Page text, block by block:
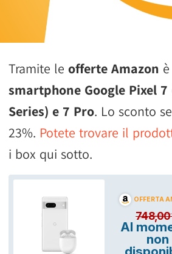
Tramite le offerte Amazon
smartphone Google Pixel
Series) e 7 Pro. Lo sconto
23%. Potete trovare il
i box qui sotto.